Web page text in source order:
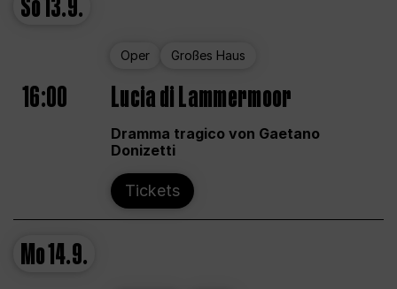
Oper Großes Haus
16:00 Lucia di Lammermoor
Dramma tragico von Gaetano
Donizetti
Tickets
Mo14.9.